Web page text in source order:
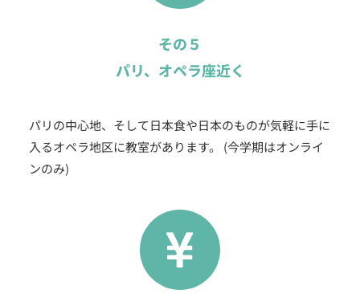
その５
パリ、オペラ座近く
パリの中心地、そして日本食や日本のものが気軽に手に
入るオペラ地区に教室があります。 (今学期はオンライ
ンのみ)